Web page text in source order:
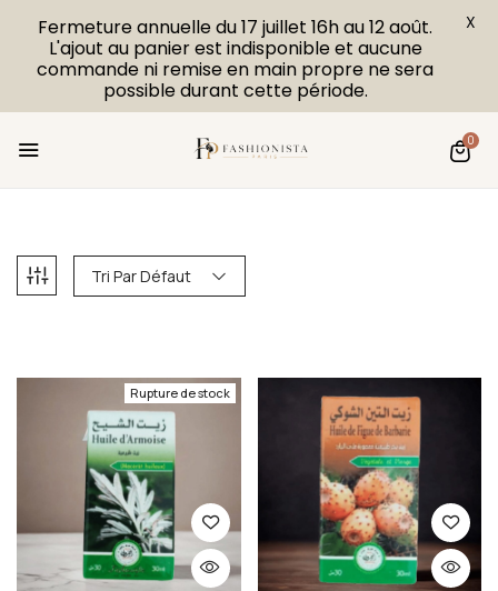
0
Tri Par Défaut
Rupture de stock
Fermeture annuelle du 17 juillet 16h au 12 août.
L'ajout au panier est indisponible et aucune
commande ni remise en main propre ne sera
possible durant cette période.
X